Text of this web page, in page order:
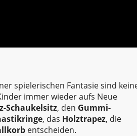
spielerischen Fantasie sind
immer wieder aufs Neue
Schaukelsitz, den Gummi-
, das Holztrapez, die
entscheiden.